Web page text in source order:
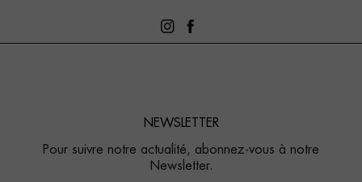
NEWSLETTER
Pour suivre notre actualité, abonnez-vous à notre
Newsletter.